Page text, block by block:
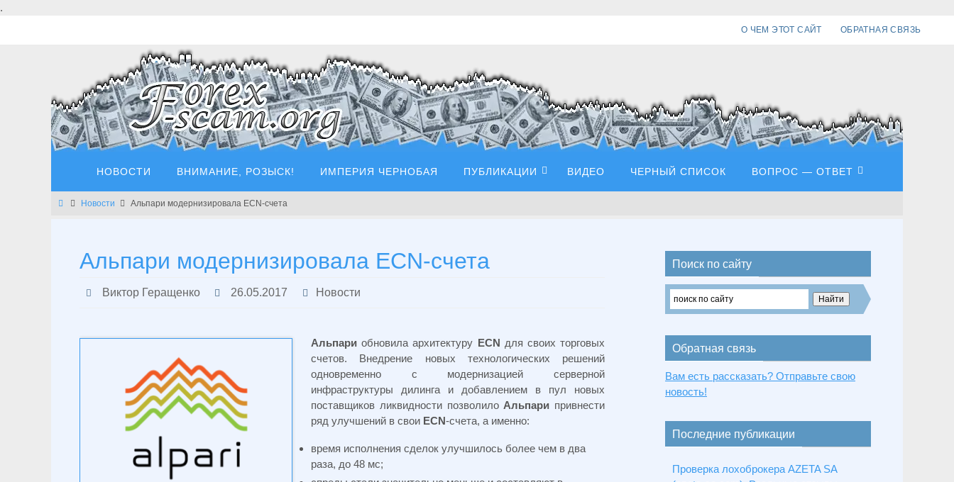
.
О ЧЕМ ЭТОТ САЙТ ОБРАТНАЯ СВЯЗЬ
НОВОСТИ ВНИМАНИЕ, РОЗЫСК! ИМПЕРИЯ ЧЕРНОБАЯ ПУБЛИКАЦИИ ВИДЕО ЧЕРНЫЙ СПИСОК ВОПРОС — ОТВЕТ
Главная
Новости Альпари модернизировала ECN-счета
Альпари модернизировала ECN-счета
Виктор Геращенко 26.05.2017 Новости
Альпари обновила архитектуру ECN для своих торговых
счетов. Внедрение новых технологических решений
одновременно с модернизацией серверной
инфраструктуры дилинга и добавлением в пул новых
поставщиков ликвидности позволилоАльпари привнести
ряд улучшений в свои ECN-счета, а именно:
время исполнения сделок улучшилось более чем в два
раза, до 48 мс;
Поиск по сайту
Обратная связь
Вам есть рассказать? Отправьте свою
новость!
Последние публикации
Проверка лохоброкера AZETA SA